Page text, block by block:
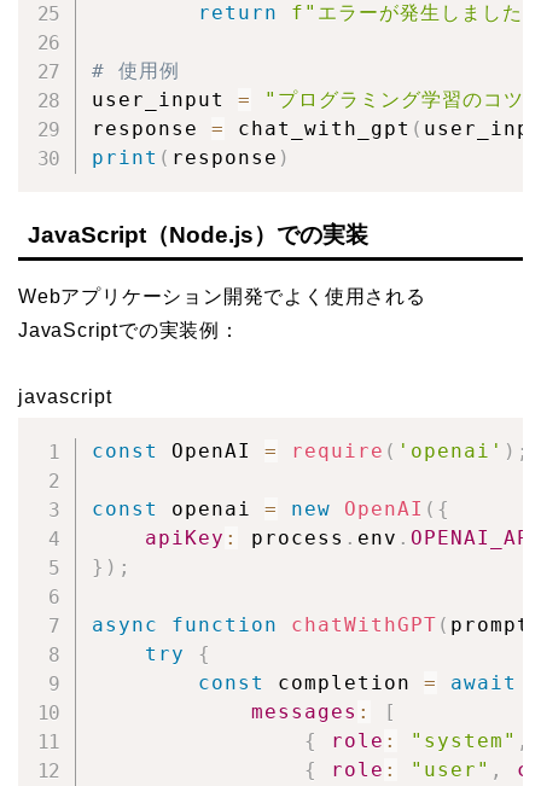
return f"エラーが発生しまし
# 使用例
user_input =
"プログラミング学習のコツ
response = chat_with_gpt (
print ( response )
JavaScript（Node.js）での実装
Webアプリケーション開発でよく使用される
JavaScriptでの実装例：
javascript
const OpenAI = require ( 'openai' ) ;
const openai = new OpenAI ( {
apiKey : process . env .
} ) ;
async function chatWithGPT ( prompt
try
{
const
completion = await
messages :
[
{
role : "system" ,
{
role : "user" ,